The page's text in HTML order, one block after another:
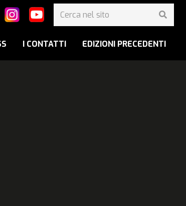
I CONTATTI EDIZIONI PRECEDENTI